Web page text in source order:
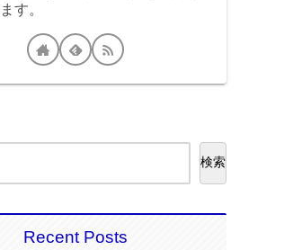
す。
検索
Recent Posts